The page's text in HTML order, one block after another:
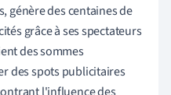
génère des centaines de
grâce à ses spectateurs
des sommes
des spots publicitaires
l'influence des